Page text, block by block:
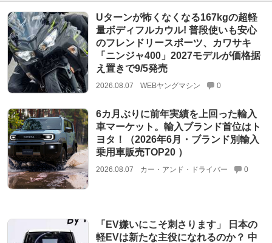
Uターンが怖くなくなる167kgの超軽
量ボディフルカウル! 普段使いも安心
のフレンドリースポーツ、カワサキ
「ニンジャ400」2027モデルが価格据
え置きで9/5発売
2026.08.07 WEBヤングマシン 0
6カ月ぶりに前年実績を上回った輸入
車マーケット。輸入ブランド首位はト
ヨタ！（2026年6月・ブランド別輸入
乗用車販売TOP20 ）
2026.08.07 カー・アンド・ドライバー 0
「EV嫌いにこそ刺さります」 日本の
軽EVは新たな主役になれるのか？ 中